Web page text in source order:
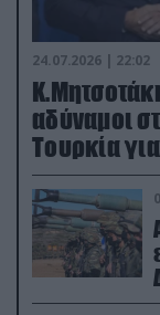
24.07.2026 | 22:02
αδύναμοι
Τουρκία
(βίντεο)